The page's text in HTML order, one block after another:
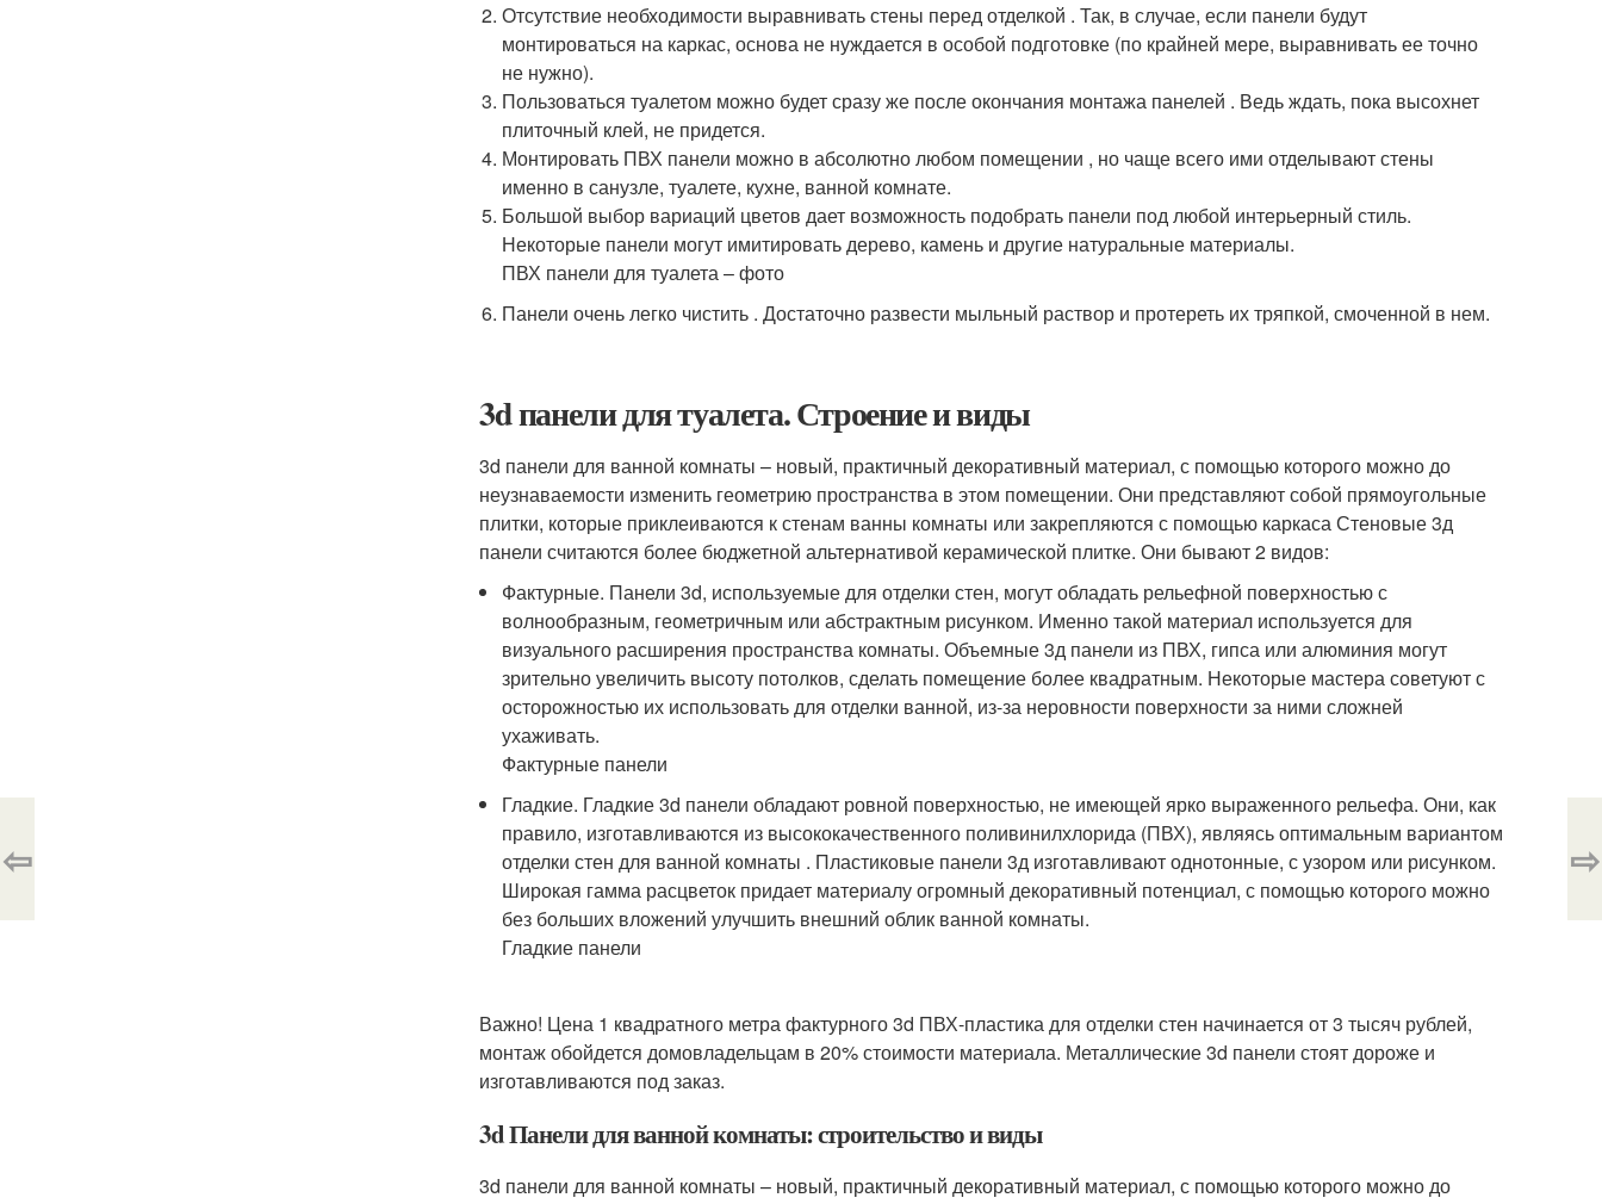
Отсутствие необходимости выравнивать стены перед отделкой . Так, в случае, если панели будут
монтироваться на каркас, основа не нуждается в особой подготовке (по крайней мере, выравнивать ее точно
не нужно).
Пользоваться туалетом можно будет сразу же после окончания монтажа панелей . Ведь ждать, пока высохнет
плиточный клей, не придется.
Монтировать ПВХ панели можно в абсолютно любом помещении , но чаще всего ими отделывают стены
именно в санузле, туалете, кухне, ванной комнате.
Большой выбор вариаций цветов дает возможность подобрать панели под любой интерьерный стиль.
Некоторые панели могут имитировать дерево, камень и другие натуральные материалы.
ПВХ панели для туалета – фото
Панели очень легко чистить . Достаточно развести мыльный раствор и протереть их тряпкой, смоченной в нем.
3d панели для туалета. Строение и виды
3d панели для ванной комнаты – новый, практичный декоративный материал, с помощью которого можно до
неузнаваемости изменить геометрию пространства в этом помещении. Они представляют собой прямоугольные
плитки, которые приклеиваются к стенам ванны комнаты или закрепляются с помощью каркаса Стеновые 3д
панели считаются более бюджетной альтернативой керамической плитке. Они бывают 2 видов:
Фактурные. Панели 3d, используемые для отделки стен, могут обладать рельефной поверхностью с
волнообразным, геометричным или абстрактным рисунком. Именно такой материал используется для
визуального расширения пространства комнаты. Объемные 3д панели из ПВХ, гипса или алюминия могут
зрительно увеличить высоту потолков, сделать помещение более квадратным. Некоторые мастера советуют с
осторожностью их использовать для отделки ванной, из-за неровности поверхности за ними сложней
ухаживать.
Фактурные панели
Гладкие. Гладкие 3d панели обладают ровной поверхностью, не имеющей ярко выраженного рельефа. Они, как
правило, изготавливаются из высококачественного поливинилхлорида (ПВХ), являясь оптимальным вариантом
отделки стен для ванной комнаты . Пластиковые панели 3д изготавливают однотонные, с узором или рисунком.
Широкая гамма расцветок придает материалу огромный декоративный потенциал, с помощью которого можно
без больших вложений улучшить внешний облик ванной комнаты.
Гладкие панели
Важно! Цена 1 квадратного метра фактурного 3d ПВХ-пластика для отделки стен начинается от 3 тысяч рублей,
монтаж обойдется домовладельцам в 20% стоимости материала. Металлические 3d панели стоят дороже и
изготавливаются под заказ.
3d Панели для ванной комнаты: строительство и виды
3d панели для ванной комнаты – новый, практичный декоративный материал, с помощью которого можно до
⇦ ⇨